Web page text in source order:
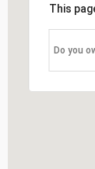
This
Do you